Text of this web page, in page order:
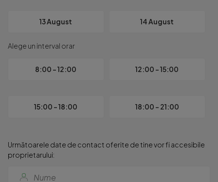
13 August 14 August
Alege un interval orar
8:00 - 12:00 12:00 - 15:00
15:00 - 18:00 18:00 - 21:00
Următoarele date de contact oferite de tine vor fi accesibile
proprietarului: